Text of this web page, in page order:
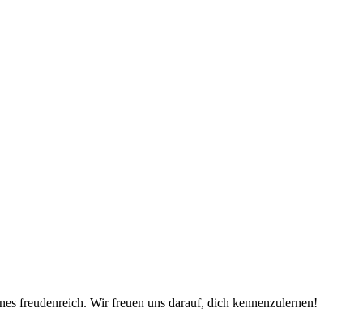
freudenreich. Wir freuen uns darauf, dich kennenzulernen!